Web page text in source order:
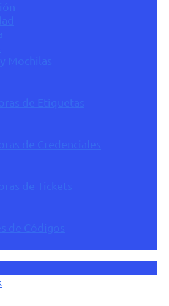
Mochilas
de Etiquetas
de Credenciales
de Tickets
de Códigos